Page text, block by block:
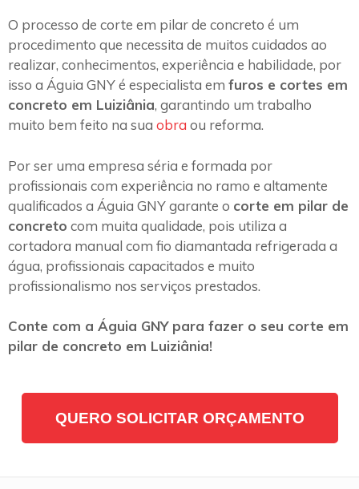
O processo de corte em pilar de concreto é um
procedimento que necessita de muitos cuidados ao
realizar, conhecimentos, experiência e habilidade, por
isso a Águia GNY é especialista em furos e cortes em
concreto em Luiziânia, garantindo um trabalho
muito bem feito na sua obra ou reforma.
Por ser uma empresa séria e formada por
profissionais com experiência no ramo e altamente
qualificados a Águia GNY garante o corte em pilar de
concreto com muita qualidade, pois utiliza a
cortadora manual com fio diamantada refrigerada a
água, profissionais capacitados e muito
profissionalismo nos serviços prestados.
Conte com a Águia GNY para fazer o seu corte em
pilar de concreto em Luiziânia!
QUERO SOLICITAR ORÇAMENTO